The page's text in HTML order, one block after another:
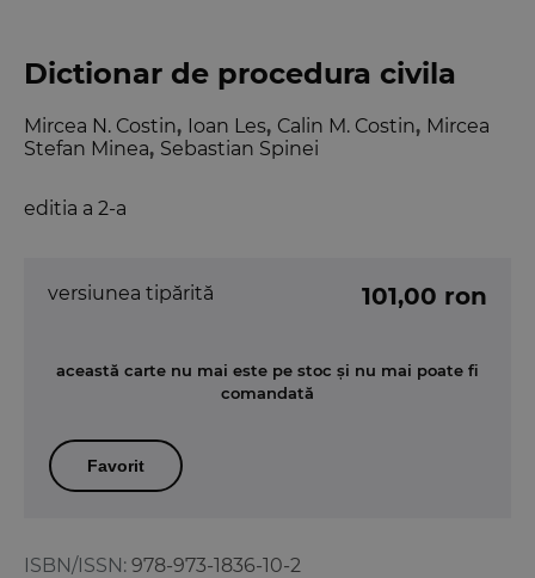
Dictionar de procedura civila
editia a 2-a
Mircea N. Costin, Ioan Les, Calin M. Costin, Mircea
Stefan Minea, Sebastian Spinei
ISBN/ISSN: 978-973-1836-10-2
versiunea tipărită 101,00 ron
această carte nu mai este pe stoc și nu mai poate fi
comandată
Favorit